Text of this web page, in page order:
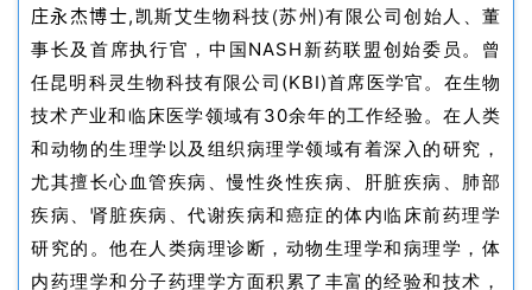
庄永杰博士,凯斯艾生物科技(苏州)有限公司创始人、董
事长及首席执行官，中国NASH新药联盟创始委员。曾
任昆明科灵生物科技有限公司(KBI)首席医学官。在生物
技术产业和临床医学领域有30余年的工作经验。在人类
和动物的生理学以及组织病理学领域有着深入的研究，
尤其擅长心血管疾病、慢性炎性疾病、肝脏疾病、肺部
疾病、肾脏疾病、代谢疾病和癌症的体内临床前药理学
研究的。他在人类病理诊断，动物生理学和病理学，体
内药理学和分子药理学方面积累了丰富的经验和技术，